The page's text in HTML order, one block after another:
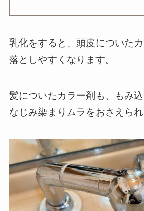
乳化をすると、頭皮についた
落としやすくなります。
髪についたカラー剤も、もみ
なじみ染まりムラをおさえられ